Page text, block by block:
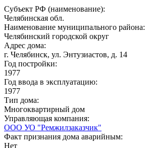
Субъект РФ (наименование):
Челябинская обл.
Наименование муниципального района:
Челябинский городской округ
Адрес дома:
г. Челябинск, ул. Энтузиастов, д. 14
Год постройки:
1977
Год ввода в эксплуатацию:
1977
Тип дома:
Многоквартирный дом
Управляющая компания:
ООО УО "Ремжилзаказчик"
Факт признания дома аварийным:
Нет